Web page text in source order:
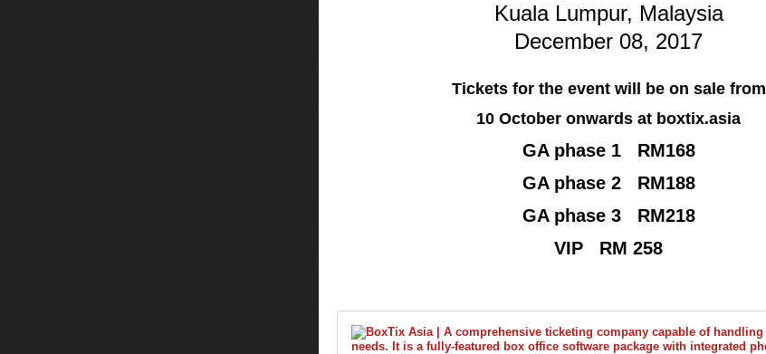
Kuala Lumpur, Malaysia
December 08, 2017
Tickets for the event will be on sale from
10 October onwards at boxtix.asia
GA phase 1 RM168
GA phase 2 RM188
GA phase 3 RM218
VIP RM 258